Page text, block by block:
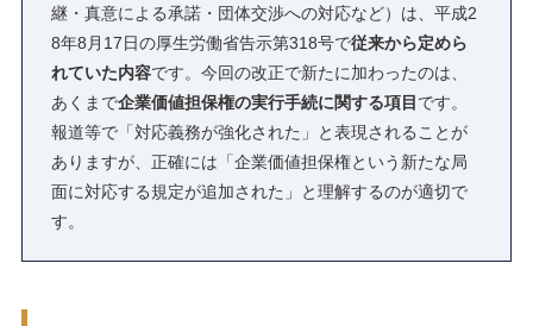
継・真意による承諾・団体交渉への対応など）は、平成2
8年8月17日の厚生労働省告示第318号で従来から定めら
れていた内容です。今回の改正で新たに加わったのは、
あくまで企業価値担保権の実行手続に関する項目 です。
報道等で「対応義務が強化された」と表現されることが
ありますが、正確には「企業価値担保権という新たな局
面に対応する規定が追加された」と理解するのが適切で
す。